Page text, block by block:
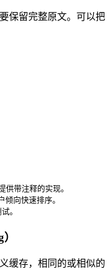
保留完整原文。可以把
带注释的实现。
向快速排序。
。
缓存，相同的或相似的